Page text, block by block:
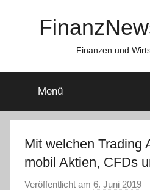
Finanzen und
Menü
Mit welchen Trading
mobil Aktien, CFDs
Veröffentlicht am 6. Juni 2019